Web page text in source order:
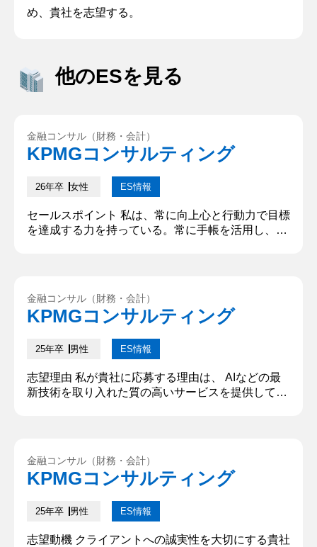
め、貴社を志望する。
他のESを見る
金融コンサル（財務・会計）
KPMGコンサルティング
26年卒 女性 ES情報
セールスポイント 私は、常に向上心と行動力で目標
を達成する力を持っている。常に手帳を活用し、目
いう目標も達成した。大学でも、英語部、ダンスサ
ークル、3つのアルバイトに加え、英語のスピーチ
金融コンサル（財務・会計）
KPMGコンサルティング
25年卒 男性 ES情報
志望理由 私が貴社に応募する理由は、 AIなどの最
新技術を取り入れた質の高いサービスを提供してい
限に発揮するために、自己裁量の大きな環境で働き
たいと考えています。大手予備校の学生インターン
金融コンサル（財務・会計）
KPMGコンサルティング
25年卒 男性 ES情報
志望動機 クライアントへの誠実性を大切にする貴社